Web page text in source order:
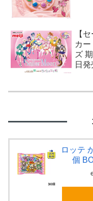
【
カ
ズ
日
ロッテ
個